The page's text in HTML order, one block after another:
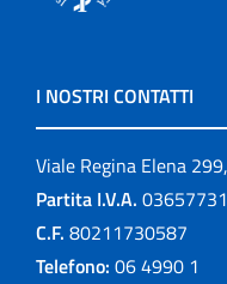
I NOSTRI CONTATTI
Viale Regina Elena
Partita I.V.A.
C.F. 80211730587
Telefono: 06 4990 1